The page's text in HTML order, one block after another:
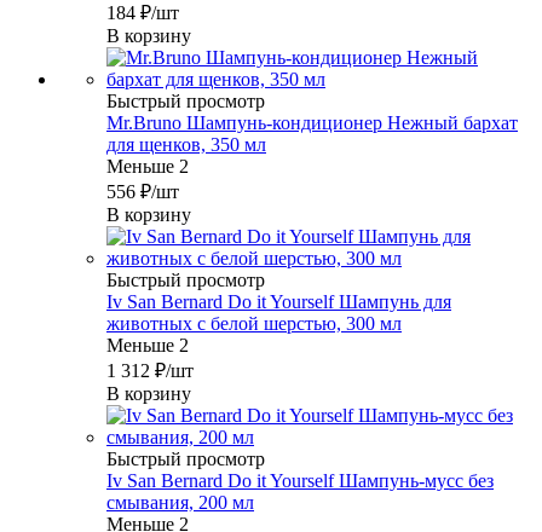
184 ₽/шт
В корзину
Быстрый просмотр
Mr.Bruno Шампунь-кондиционер Нежный бархат
для щенков, 350 мл
Меньше 2
556 ₽/шт
В корзину
Быстрый просмотр
Iv San Bernard Do it Yourself Шампунь для
животных с белой шерстью, 300 мл
Меньше 2
1 312 ₽/шт
В корзину
Быстрый просмотр
Iv San Bernard Do it Yourself Шампунь-мусс без
смывания, 200 мл
Меньше 2